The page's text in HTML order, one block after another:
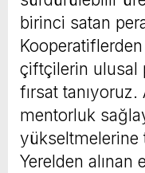
birinci satan
çiftçilerin ulusal
fırsat
mentorluk
Yerelden alınan